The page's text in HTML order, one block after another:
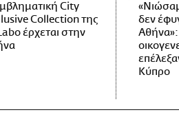
City
Collection της
έρχεται στην
δεν
Αθήνα»:
Κύπρο